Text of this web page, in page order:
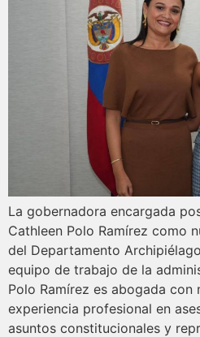
La gobernadora encargada
Cathleen Polo Ramírez como
del Departamento
equipo de trabajo de la
Polo Ramírez es abogada con
experiencia profesional en
asuntos constitucionales y